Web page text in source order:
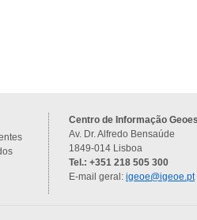
Centro de Informação
Av. Dr. Alfredo Bensaúde
1849-014 Lisboa
Tel.: +351 218 505 300
E-mail geral: igeoe@igeoe.pt